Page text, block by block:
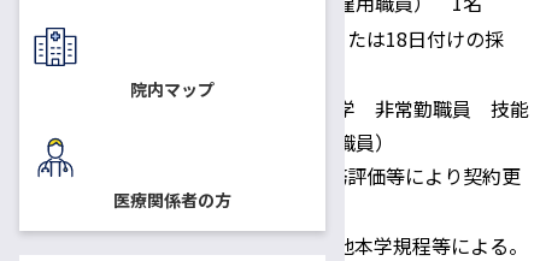
採用予定日
随時（応相談 1日または18日付けの採
身分
国立大学法人信州大学 非常勤職員 技能
補佐員（短時間雇用職員）
1事業年度契約。勤務評価等により契約更
新の可能性あり。
時給： 950円 その他本学規程等による。
院内マップ
医療関係者の方